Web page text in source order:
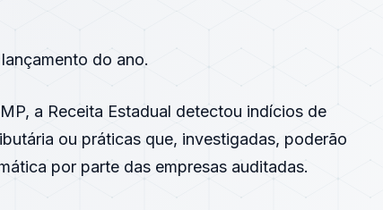
do ano.
a Receita Estadual detectou indícios de
ou práticas que, investigadas, poderão
por parte das empresas auditadas.